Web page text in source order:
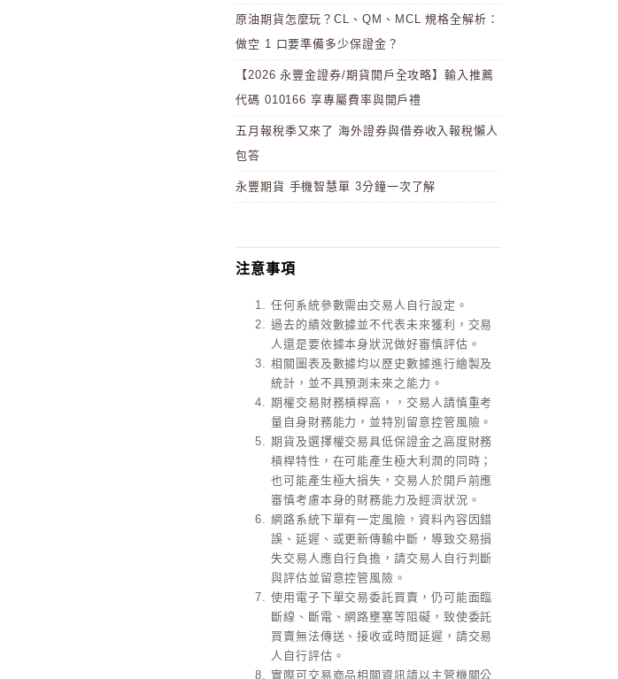
原油期貨怎麼玩？CL、QM、MCL 規格全解析：
做空 1 口要準備多少保證金？
【2026 永豐金證券/期貨開戶全攻略】輸入推薦
代碼 010166 享專屬費率與開戶禮
五月報稅季又來了 海外證券與借券收入報稅懶人
包答
永豐期貨 手機智慧單 3分鐘一次了解
注意事項
任何系統參數需由交易人自行設定。
過去的績效數據並不代表未來獲利，交易
人還是要依據本身狀況做好審慎評估。
相關圖表及數據均以歷史數據進行繪製及
統計，並不具預測未來之能力。
期權交易財務槓桿高，，交易人請慎重考
量自身財務能力，並特別留意控管風險。
期貨及選擇權交易具低保證金之高度財務
槓桿特性，在可能產生極大利潤的同時；
也可能產生極大損失，交易人於開戶前應
審慎考慮本身的財務能力及經濟狀況。
網路系統下單有一定風險，資料內容因錯
誤、延遲、或更新傳輸中斷，導致交易損
失交易人應自行負擔，請交易人自行判斷
與評估並留意控管風險。
使用電子下單交易委託買賣，仍可能面臨
斷線、斷電、網路壅塞等阻礙，致使委託
買賣無法傳送、接收或時間延遲，請交易
人自行評估。
實際可交易商品相關資訊請以主管機關公